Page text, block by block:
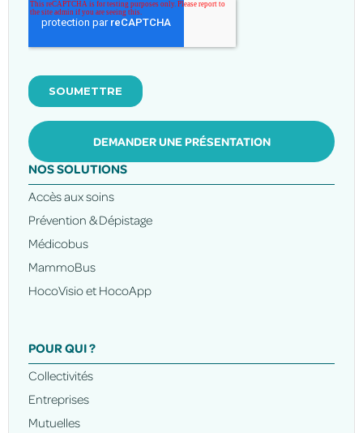
DEMANDER UNE PRÉSENTATION
NOS SOLUTIONS
Accès aux soins
Prévention & Dépistage
Médicobus
MammoBus
HocoVisio et HocoApp
POUR QUI ?
Collectivités
Entreprises
Mutuelles